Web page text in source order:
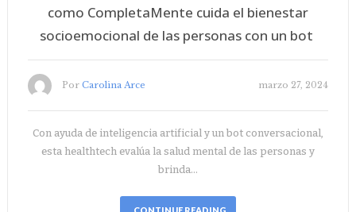
como CompletaMente cuida el bienestar
socioemocional de las personas con un bot
Por Carolina Arce marzo 27, 2024
Con ayuda de inteligencia artificial y un bot conversacional,
esta healthtech evalúa la salud mental de las personas y
brinda…